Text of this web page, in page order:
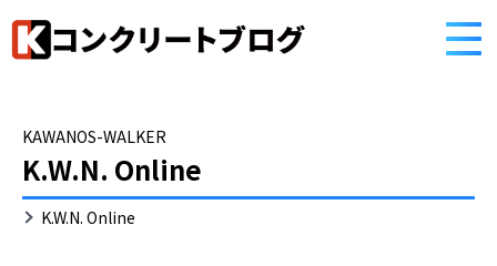
KAWANOS-WALKER
K.W.N. Online
K.W.N. Online